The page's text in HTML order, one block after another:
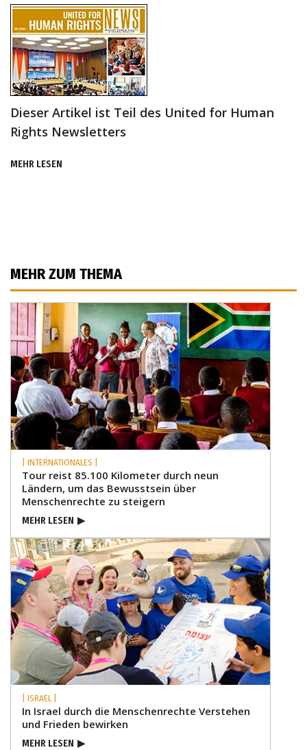
Dieser Artikel ist Teil des United for Human
Rights Newsletters
MEHR LESEN
MEHR ZUM THEMA
| INTERNATIONALES |
Tour reist 85.100 Kilometer durch neun
Ländern, um das Bewusstsein über
Menschenrechte zu steigern
MEHR LESEN ▶
| ISRAEL |
In Israel durch die Menschenrechte Verstehen
und Frieden bewirken
MEHR LESEN ▶